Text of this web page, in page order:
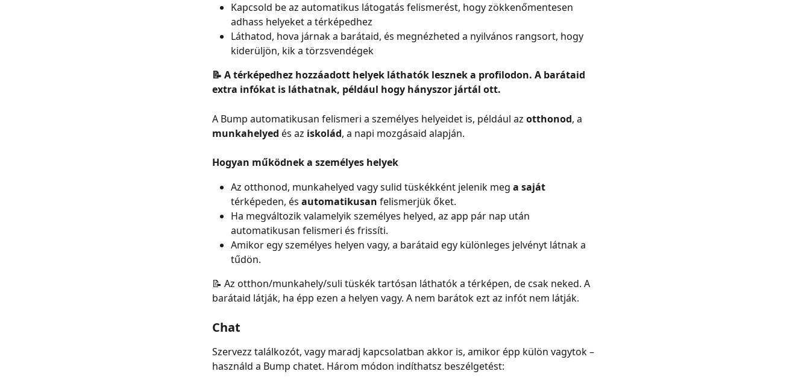
Kapcsold be az automatikus látogatás felismerést, hogy zökkenőmentesen
adhass helyeket a térképedhez
Láthatod, hova járnak a barátaid, és megnézheted a nyilvános rangsort, hogy
kiderüljön, kik a törzsvendégek
📝 A térképedhez hozzáadott helyek láthatók lesznek a profilodon. A barátaid
extra infókat is láthatnak, például hogy hányszor jártál ott.
A Bump automatikusan felismeri a személyes helyeidet is, például az otthonod, a
munkahelyed és az iskolád, a napi mozgásaid alapján.
Hogyan működnek a személyes helyek
Az otthonod, munkahelyed vagy sulid tüskékként jelenik meg a saját
térképeden, és automatikusan felismerjük őket.
Ha megváltozik valamelyik személyes helyed, az app pár nap után
automatikusan felismeri és frissíti.
Amikor egy személyes helyen vagy, a barátaid egy különleges jelvényt látnak a
tűdön.
📝 Az otthon/munkahely/suli tüskék tartósan láthatók a térképen, de csak neked. A
barátaid látják, ha épp ezen a helyen vagy. A nem barátok ezt az infót nem látják.
Chat
Szervezz találkozót, vagy maradj kapcsolatban akkor is, amikor épp külön vagytok –
használd a Bump chatet. Három módon indíthatsz beszélgetést: